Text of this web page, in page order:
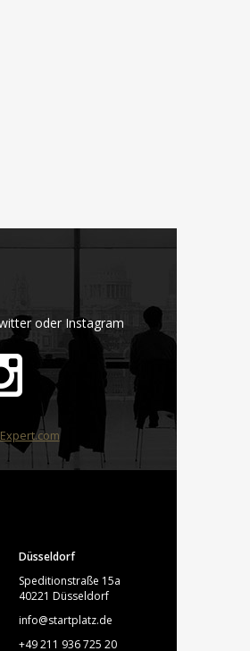
oder Instagram
Düsseldorf
Speditionstraße 15a
40221 Düsseldorf
info@startplatz.de
+49 211 936 725 20